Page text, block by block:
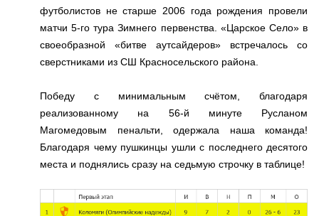
футболистов не старше 2006 года рождения провели
матчи 5-го тура Зимнего первенства. «Царское Село» в
своеобразной «битве аутсайдеров» встречалось со
сверстниками из СШ Красносельского района.
Победу с минимальным счётом, благодаря
реализованному на 56-й минуте Русланом
Магомедовым пенальти, одержала наша команда!
Благодаря чему пушкинцы ушли с последнего десятого
места и поднялись сразу на седьмую строчку в таблице!